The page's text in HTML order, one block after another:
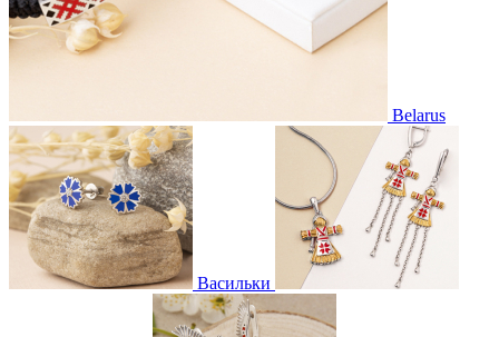
Belarus
Васильки